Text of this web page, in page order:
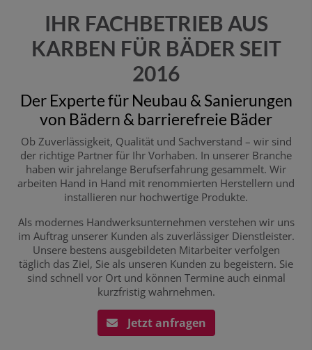
IHR FACHBETRIEB AUS
KARBEN FÜR BÄDER SEIT
2016
Der Experte für Neubau & Sanierungen
von Bädern & barrierefreie Bäder
Ob Zuverlässigkeit, Qualität und Sachverstand – wir sind
der richtige Partner für Ihr Vorhaben. In unserer Branche
haben wir jahrelange Berufserfahrung gesammelt. Wir
arbeiten Hand in Hand mit renommierten Herstellern und
installieren nur hochwertige Produkte.
Als modernes Handwerksunternehmen verstehen wir uns
im Auftrag unserer Kunden als zuverlässiger Dienstleister.
Unsere bestens ausgebildeten Mitarbeiter verfolgen
täglich das Ziel, Sie als unseren Kunden zu begeistern. Sie
sind schnell vor Ort und können Termine auch einmal
kurzfristig wahrnehmen.
Jetzt anfragen